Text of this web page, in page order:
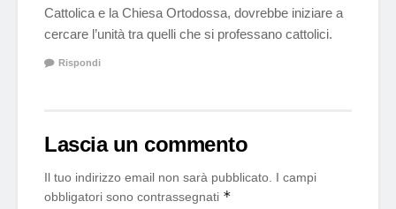
Cattolica e la Chiesa Ortodossa, dovrebbe iniziare a
cercare l’unità tra quelli che si professano cattolici.
Rispondi
Lascia un commento
Il tuo indirizzo email non sarà pubblicato. I campi
obbligatori sono contrassegnati *